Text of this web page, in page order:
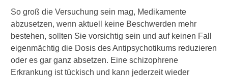
So groß die Versuchung sein mag, Medikamente
abzusetzen, wenn aktuell keine Beschwerden mehr
bestehen, sollten Sie vorsichtig sein und auf keinen Fall
eigenmächtig die Dosis des Antipsychotikums reduzieren
oder es gar ganz absetzen. Eine schizophrene
Erkrankung ist tückisch und kann jederzeit wieder
Kaffee und Nikotin erlaubt?
Einfluss auf sexuelle Lust und
Potenz
Absetzen einfach möglich?